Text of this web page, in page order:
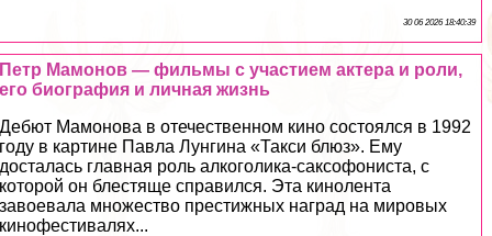
30 06 2026 18:40:39
Петр Мамонов — фильмы с участием актера и роли,
его биография и личная жизнь
Дебют Мамонова в отечественном кино состоялся в 1992
году в картине Павла Лунгина «Такси блюз». Ему
досталась главная роль алкоголика-саксофониста, с
которой он блестяще справился. Эта кинолента
завоевала множество престижных наград на мировых
кинофестивалях...